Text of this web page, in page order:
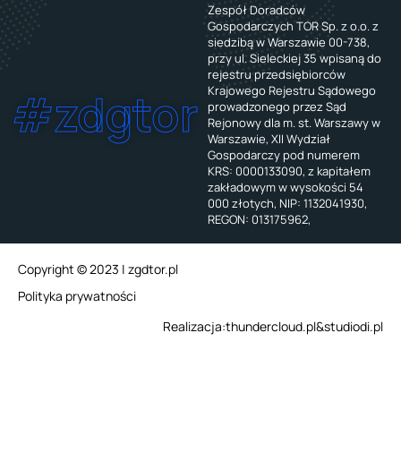
#zdgtor
Zespół Doradców
Gospodarczych TOR Sp. z o.o. z
siedzibą w Warszawie 00-738,
przy ul. Sieleckiej 35 wpisaną do
rejestru przedsiębiorców
Krajowego Rejestru Sądowego
prowadzonego przez Sąd
Rejonowy dla m. st. Warszawy w
Warszawie, XII Wydział
Gospodarczy pod numerem
KRS: 0000133090, z kapitałem
zakładowym w wysokości 54
000 złotych, NIP: 1132041930,
REGON: 013175962,
Copyright © 2023 | zgdtor.pl
Polityka prywatności
studiodi.pl
&
thundercloud.pl
Realizacja: